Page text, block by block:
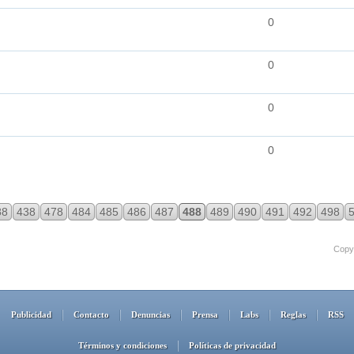
0
0
0
0
438 478 484 485 486 487 488 489 490 491 492 498
Publicidad Contacto Denuncias Prensa Labs Reglas RSS
Términos y condiciones Políticas de privacidad